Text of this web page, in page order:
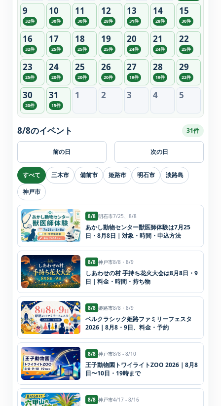
9
32件
10
30件
11
30件
12
28件
13
31件
14
28件
15
30件
16
32件
17
25件
18
25件
19
25件
20
24件
21
24件
22
25件
23
25件
24
20件
25
20件
26
20件
27
19件
28
19件
29
22件
30
20件
31
15件
1 2 3 4 5
前の日
8/8のイベント 31件
次の日
すべて 三木市 備前市 姫路市 明石市
淡路島
神戸市
8/8 明石市7/25、8/8
あかし動物センター獣医師体験は7月25
日・8月8日｜対象・時間・申込方法
8/8 神戸市8/8・8/9
しあわせの村 手持ち花火大会は8月8日・9
日｜料金・時間・持ち物
8/8 姫路市8/8・8/9
ベルクラシック姫路ファミリーフェスタ
2026｜8月8・9日、料金・予約
8/8 神戸市8/8 - 8/10
王子動物園トワイライトZOO 2026｜8月8
日〜10日・19時まで
8/8 神戸市4/17 - 8/16